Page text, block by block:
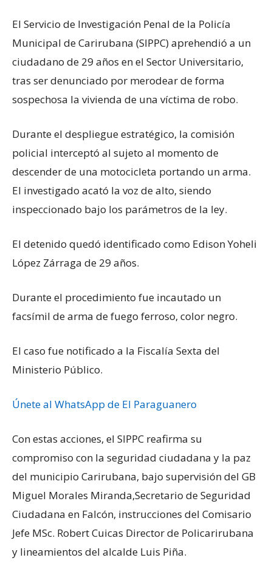
El Servicio de Investigación Penal de la Policía
Municipal de Carirubana (SIPPC) aprehendió a un
ciudadano de 29 años en el Sector Universitario,
tras ser denunciado por merodear de forma
sospechosa la vivienda de una víctima de robo.
Durante el despliegue estratégico, la comisión
policial interceptó al sujeto al momento de
descender de una motocicleta portando un arma.
El investigado acató la voz de alto, siendo
inspeccionado bajo los parámetros de la ley.
El detenido quedó identificado como Edison Yoheli
López Zárraga de 29 años.
Durante el procedimiento fue incautado un
facsímil de arma de fuego ferroso, color negro.
El caso fue notificado a la Fiscalía Sexta del
Ministerio Público.
Únete al WhatsApp de El Paraguanero
Con estas acciones, el SIPPC reafirma su
compromiso con la seguridad ciudadana y la paz
del municipio Carirubana, bajo supervisión del GB
Miguel Morales Miranda,Secretario de Seguridad
Ciudadana en Falcón, instrucciones del Comisario
Jefe MSc. Robert Cuicas Director de Policarirubana
y lineamientos del alcalde Luis Piña.